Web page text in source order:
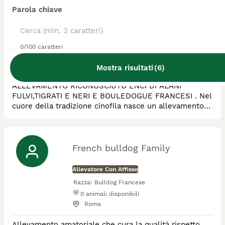
Parola chiave
0/100 caratteri
Mostra risultati(6)
Allevatore Con Affisso
2 animali disponibili
Concerviano
ALLEVAMENTO RICONOSCIUTO ENCI DI ALANI
FULVI,TIGRATI E NERI E BOULEDOGUE FRANCESI . Nel
cuore della tradizione cinofila nasce un allevamento
Qui, ogni passo del percorso di selezione è frutto di
un lavoro meticoloso e di una conoscenza profonda
della razza, maturata nel tempo e custodita co
French bulldog Family
Allevatore Con Affisso
Razza: Bulldog Francese
0 animali disponibili
Roma